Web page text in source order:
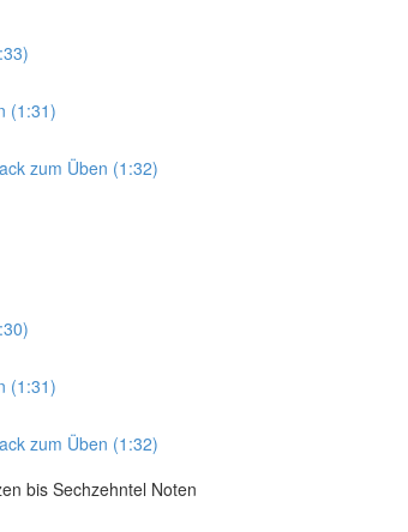
(1:31)
zum Üben (1:32)
(1:31)
zum Üben (1:32)
bis Sechzehntel Noten